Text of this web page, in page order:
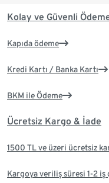
Kolay ve Güvenli
Kapıda ödeme
Kredi Kartı / Banka Kartı
BKM ile Ödeme
Ücretsiz Kargo & İade
1500 TL ve üzeri ücretsiz
Kargoya veriliş süresi 1-2 iş